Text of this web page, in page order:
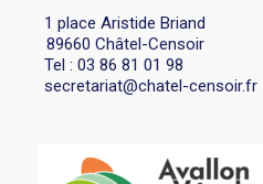
1 place Aristide Briand
89660 Châtel-Censoir
Tel : 03 86 81 01 98
secretariat@chatel-censoir.fr